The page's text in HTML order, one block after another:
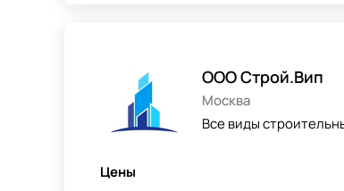
ООО Строй.Вип
Москва
Все виды
Цены